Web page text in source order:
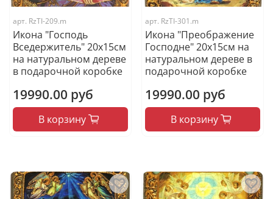
арт. RzTI-209.m
Икона "Господь
Вседержитель" 20х15см
на натуральном дереве
в подарочной коробке
19990.00 руб
В корзину
арт. RzTI-301.m
Икона "Преображение
Господне" 20х15см на
натуральном дереве в
подарочной коробке
19990.00 руб
В корзину